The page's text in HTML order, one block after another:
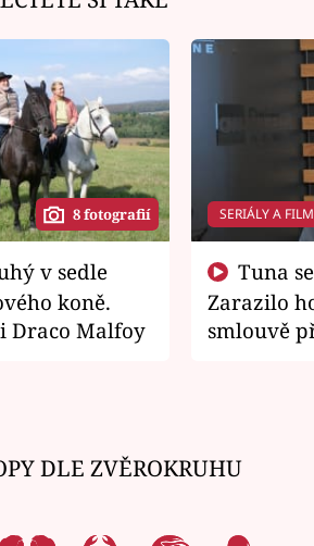
8 fotografií
koně.
Draco Malfoy
SERIÁLY A
Zarazilo
smlouvě
DLE ZVĚROKRUHU